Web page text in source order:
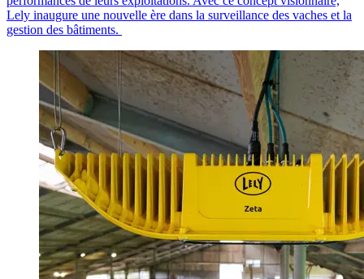
Lely inaugure une nouvelle ère dans la surveillance des vaches et la
gestion des bâtiments.